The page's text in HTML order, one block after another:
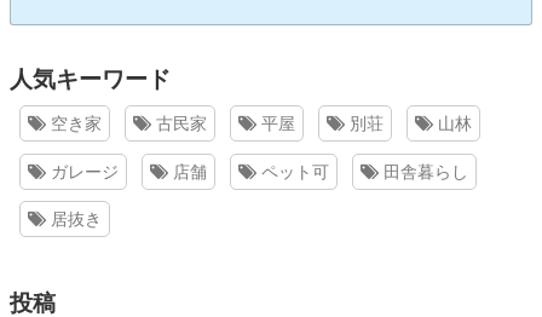
人気キーワード
空き家 古民家 平屋 別荘 山林
ガレージ 店舗 ペット可 田舎暮らし
居抜き
投稿